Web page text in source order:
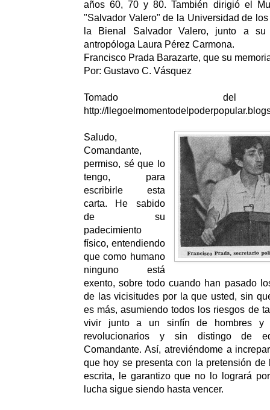
años 60, 70 y 80. También dirigió el
"Salvador Valero" de la Universidad de
la Bienal Salvador Valero, junto a su
antropóloga Laura Pérez Carmona.
Francisco Prada Barazarte, que su
Por: Gustavo C. Vásquez
Tomado
http://
Saludo,
Comandante,
permiso, sé que lo
tengo, para
escribirle esta
carta. He sabido
de su
padecimiento
físico, entendiendo
que como humano
ninguno está
exento, sobre todo cuando han pasado
de las vicisitudes por la que usted, sin
es más, asumiendo todos los riesgos de
vivir junto a un sinfín de hombres y
revolucionarios y sin distingo de
Comandante. Así, atreviéndome a
que hoy se presenta con la pretensión de
escrita, le garantizo que no lo logrará
lucha sigue siendo hasta vencer.